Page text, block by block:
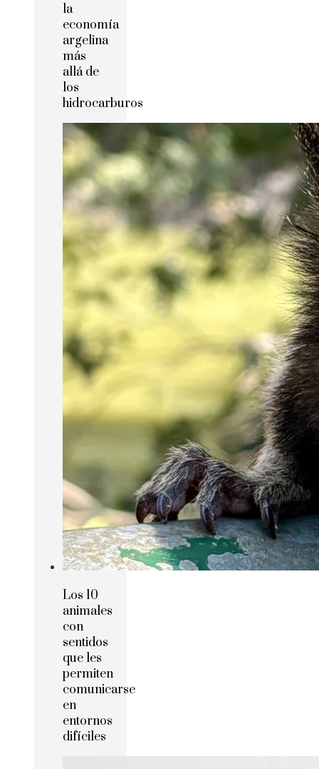
la
economía
argelina
más
allá de
los
hidrocarburos
Los 10
animales
con
sentidos
que les
permiten
comunicarse
en
entornos
difíciles